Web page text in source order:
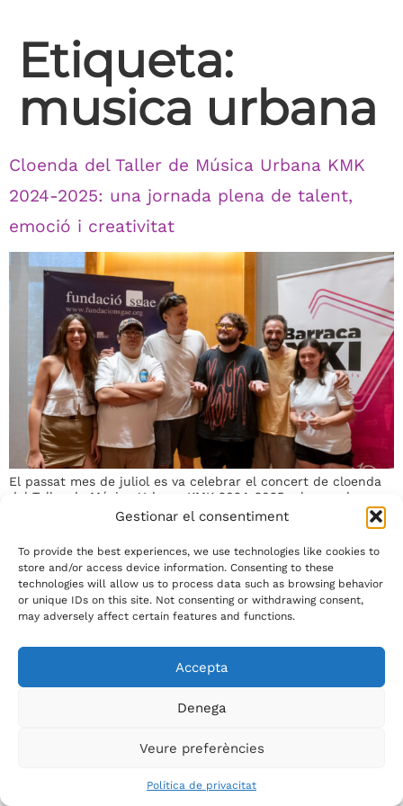
Gestionar el consentiment
To provide the best experiences, we use technologies like cookies to
store and/or access device information. Consenting to these
technologies will allow us to process data such as browsing behavior
or unique IDs on this site. Not consenting or withdrawing consent,
may adversely affect certain features and functions.
Accepta
Denega
Veure preferències
Política de privacitat
Etiqueta:
musica urbana
Cloenda del Taller de Música Urbana KMK
2024-2025: una jornada plena de talent,
emoció i creativitat
El passat mes de juliol es va celebrar el concert de cloenda
del Taller de Música Urbana KMK 2024-2025 a la seu de
SGAE Catalunya, posant punt final a un curs intens i
Tots els drets reservats